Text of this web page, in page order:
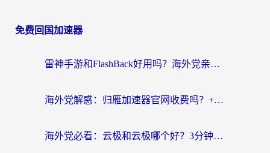
免费回国加速器
雷神手游和FlashBack好用吗？海外党亲测指南，避开破解版坑轻松访问国内资源
海外党解惑：归雁加速器官网收费吗？+3个回国加速问题的真实答案
海外党必看：云极和云极哪个好？3分钟选对回国加速器，无缝访问国内资源